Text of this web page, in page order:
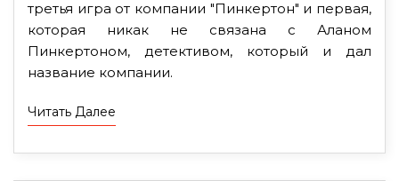
третья игра от компании "Пинкертон" и первая,
которая никак не связана с Аланом
Пинкертоном, детективом, который и дал
название компании.
Читать Далее